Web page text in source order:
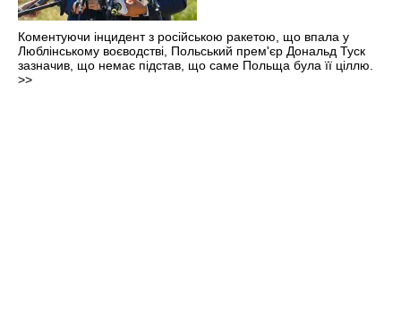
Коментуючи інцидент з російською ракетою, що впала у
Люблінському воєводстві, Польський прем'єр Дональд Туск
зазначив, що немає підстав, що саме Польща була її ціллю.
>>